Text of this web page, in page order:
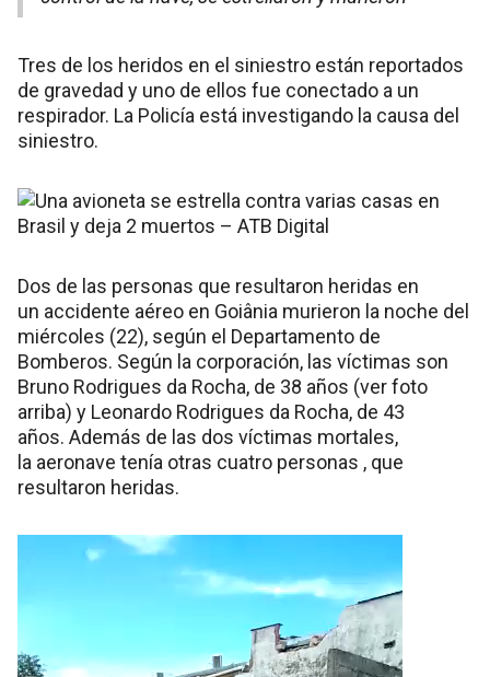
Tres de los heridos en el siniestro están reportados
de gravedad y uno de ellos fue conectado a un
respirador. La Policía está investigando la causa del
siniestro.
Dos de las personas que resultaron heridas en
un accidente aéreo en Goiânia murieron la noche del
miércoles (22), según el Departamento de
Bomberos. Según la corporación, las víctimas son
Bruno Rodrigues da Rocha, de 38 años (ver foto
arriba) y Leonardo Rodrigues da Rocha, de 43
años. Además de las dos víctimas mortales,
la aeronave tenía otras cuatro personas , que
resultaron heridas.